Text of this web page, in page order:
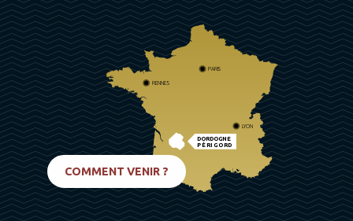
DORDOGNE
PÉRIGORD
PARIS
RENNES
LYON
COMMENT VENIR ?